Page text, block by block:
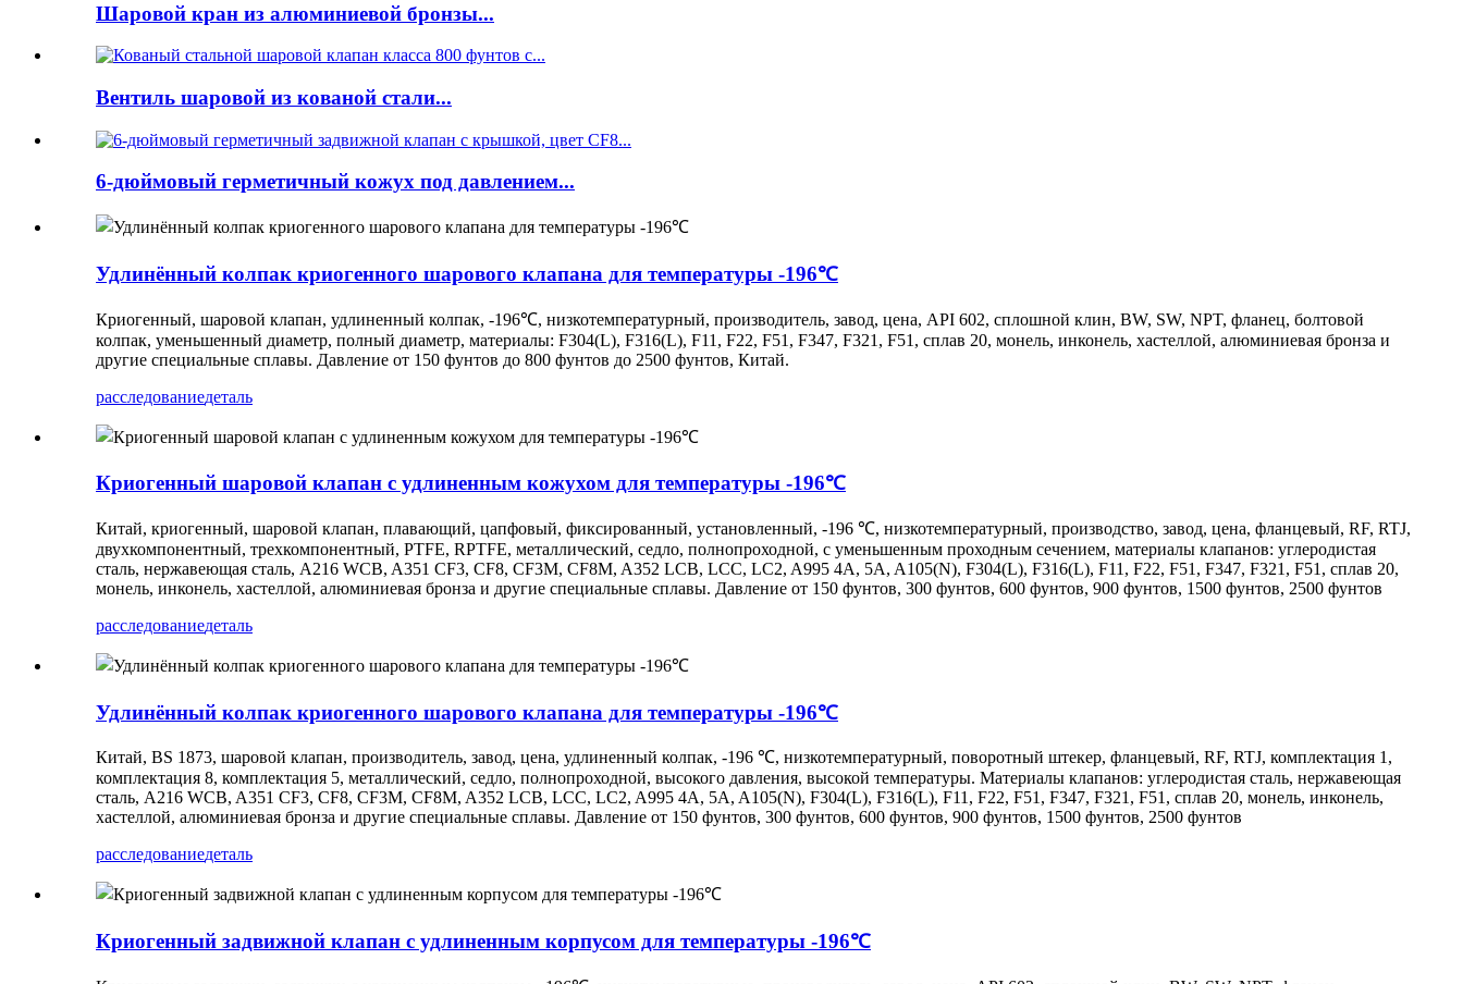
Шаровой кран из алюминиевой бронзы...
Вентиль шаровой из кованой стали...
6-дюймовый герметичный кожух под давлением...
Удлинённый колпак криогенного шарового клапана для температуры -196℃
Криогенный, шаровой клапан, удлиненный колпак, -196℃, низкотемпературный, производитель, завод, цена, API 602, сплошной клин, BW, SW, NPT, фланец, болтовой
колпак, уменьшенный диаметр, полный диаметр, материалы: F304(L), F316(L), F11, F22, F51, F347, F321, F51, сплав 20, монель, инконель, хастеллой, алюминиевая бронза и
другие специальные сплавы. Давление от 150 фунтов до 800 фунтов до 2500 фунтов, Китай.
расследованиедеталь
Криогенный шаровой клапан с удлиненным кожухом для температуры -196℃
Китай, криогенный, шаровой клапан, плавающий, цапфовый, фиксированный, установленный, -196 ℃, низкотемпературный, производство, завод, цена, фланцевый, RF, RTJ,
двухкомпонентный, трехкомпонентный, PTFE, RPTFE, металлический, седло, полнопроходной, с уменьшенным проходным сечением, материалы клапанов: углеродистая
сталь, нержавеющая сталь, A216 WCB, A351 CF3, CF8, CF3M, CF8M, A352 LCB, LCC, LC2, A995 4A, 5A, A105(N), F304(L), F316(L), F11, F22, F51, F347, F321, F51, сплав 20,
монель, инконель, хастеллой, алюминиевая бронза и другие специальные сплавы. Давление от 150 фунтов, 300 фунтов, 600 фунтов, 900 фунтов, 1500 фунтов, 2500 фунтов
расследованиедеталь
Удлинённый колпак криогенного шарового клапана для температуры -196℃
Китай, BS 1873, шаровой клапан, производитель, завод, цена, удлиненный колпак, -196 ℃, низкотемпературный, поворотный штекер, фланцевый, RF, RTJ, комплектация 1,
комплектация 8, комплектация 5, металлический, седло, полнопроходной, высокого давления, высокой температуры. Материалы клапанов: углеродистая сталь, нержавеющая
сталь, A216 WCB, A351 CF3, CF8, CF3M, CF8M, A352 LCB, LCC, LC2, A995 4A, 5A, A105(N), F304(L), F316(L), F11, F22, F51, F347, F321, F51, сплав 20, монель, инконель,
хастеллой, алюминиевая бронза и другие специальные сплавы. Давление от 150 фунтов, 300 фунтов, 600 фунтов, 900 фунтов, 1500 фунтов, 2500 фунтов
расследованиедеталь
Криогенный задвижной клапан с удлиненным корпусом для температуры -196℃